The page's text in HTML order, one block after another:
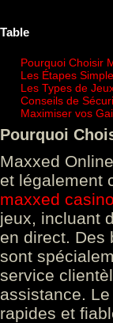
Table
Pourquoi Choisir
Les Étapes
Les Types de
Conseils de
Maximiser vos
Pourquoi
Maxxed
et légalement
maxxed
jeux, incluant
en direct. Des
sont
service
assistance.
rapides et